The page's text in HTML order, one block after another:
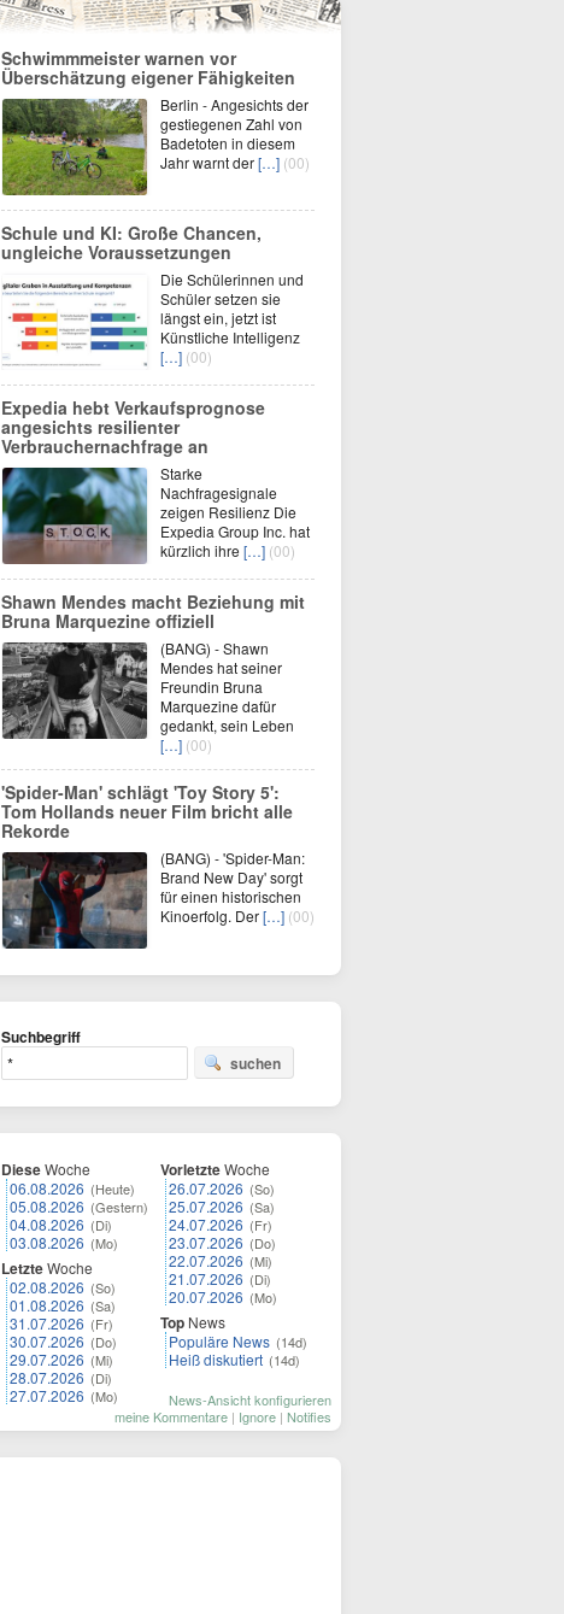
Schwimmmeister warnen vor
Überschätzung eigener Fähigkeiten
Berlin - Angesichts der
gestiegenen Zahl von
Badetoten in diesem
Jahr warnt der[…] (00)
Schule und KI: Große Chancen,
ungleiche Voraussetzungen
Die Schülerinnen und
Schüler setzen sie
längst ein, jetzt ist
Künstliche Intelligenz
[…] (00)
Expedia hebt Verkaufsprognose
angesichts resilienter
Verbrauchernachfrage an
Starke
Nachfragesignale
zeigen Resilienz Die
Expedia Group Inc. hat
kürzlich ihre […] (00)
Shawn Mendes macht Beziehung mit
Bruna Marquezine offiziell
(BANG) - Shawn
Mendes hat seiner
Freundin Bruna
Marquezine dafür
gedankt, sein Leben
[…] (00)
'Spider-Man' schlägt 'Toy Story 5':
Tom Hollands neuer Film bricht alle
Rekorde
(BANG) - 'Spider-Man:
Brand New Day' sorgt
für einen historischen
Kinoerfolg. Der[…] (00)
Suchbegriff
suchen
DieseWoche
06.08.2026 (Heute)
05.08.2026 (Gestern)
04.08.2026 (Di)
03.08.2026 (Mo)
LetzteWoche
02.08.2026 (So)
01.08.2026 (Sa)
31.07.2026 (Fr)
30.07.2026 (Do)
29.07.2026 (Mi)
28.07.2026 (Di)
27.07.2026 (Mo)
VorletzteWoche
26.07.2026 (So)
25.07.2026 (Sa)
24.07.2026 (Fr)
23.07.2026 (Do)
22.07.2026 (Mi)
21.07.2026 (Di)
20.07.2026 (Mo)
Top News
Populäre News (14d)
Heiß diskutiert (14d)
News-Ansicht konfigurieren
meine Kommentare | Ignore | Notifies